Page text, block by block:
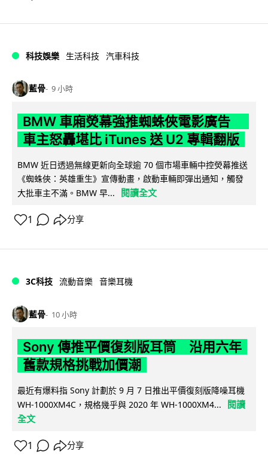
科技娛樂 生活科技 汽車科技
藍骨 9 小時
BMW 車廂熒幕強推蜘蛛俠電影廣告
車主怒轟堪比 iTunes 送 U2 專輯翻版
BMW 近日透過無線更新向全球逾 70 個市場車輛中控熒幕推送
《蜘蛛俠：英雄重生》宣傳動畫，啟動車輛即彈出通知，觸發
大批車主不滿。BMW 早...
閱讀全文
1 分享
3C科技 流動音樂 音樂耳機
藍骨 10 小時
Sony 傳推平價復刻版耳筒 沿用六年
舊款規格挑戰加價潮
最近有爆料指 Sony 計劃於 9 月 7 日推出平價復刻版降噪耳機
WH-1000XM4C，規格幾乎與 2020 年 WH-1000XM4...
閱讀
全文
1 分享